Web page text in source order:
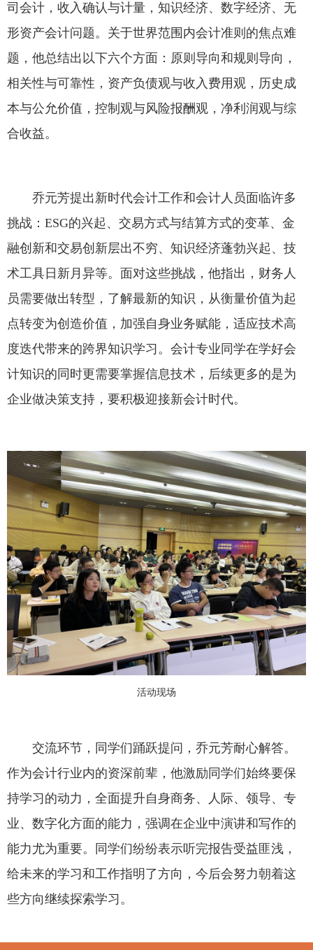
司会计，收入确认与计量，知识经济、数字经济、无
形资产会计问题。关于世界范围内会计准则的焦点难
题，他总结出以下六个方面：原则导向和规则导向，
相关性与可靠性，资产负债观与收入费用观，历史成
本与公允价值，控制观与风险报酬观，净利润观与综
合收益。
乔元芳提出新时代会计工作和会计人员面临许多
挑战：ESG的兴起、交易方式与结算方式的变革、金
融创新和交易创新层出不穷、知识经济蓬勃兴起、技
术工具日新月异等。面对这些挑战，他指出，财务人
员需要做出转型，了解最新的知识，从衡量价值为起
点转变为创造价值，加强自身业务赋能，适应技术高
度迭代带来的跨界知识学习。会计专业同学在学好会
计知识的同时更需要掌握信息技术，后续更多的是为
企业做决策支持，要积极迎接新会计时代。
活动现场
交流环节，同学们踊跃提问，乔元芳耐心解答。
作为会计行业内的资深前辈，他激励同学们始终要保
持学习的动力，全面提升自身商务、人际、领导、专
业、数字化方面的能力，强调在企业中演讲和写作的
能力尤为重要。同学们纷纷表示听完报告受益匪浅，
给未来的学习和工作指明了方向，今后会努力朝着这
些方向继续探索学习。